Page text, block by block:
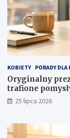
KOBIETY PORADY
Oryginalny
trafione
25 lipca 2026